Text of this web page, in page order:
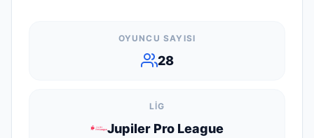
OYUNCU SAYISI
28
LIG
Jupiler Pro League